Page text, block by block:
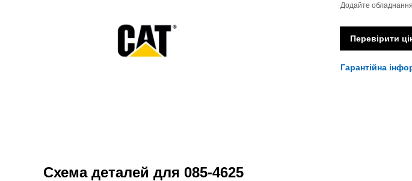
Додайте
Перевірити
Гарантійна
Схема деталей для 085-4625